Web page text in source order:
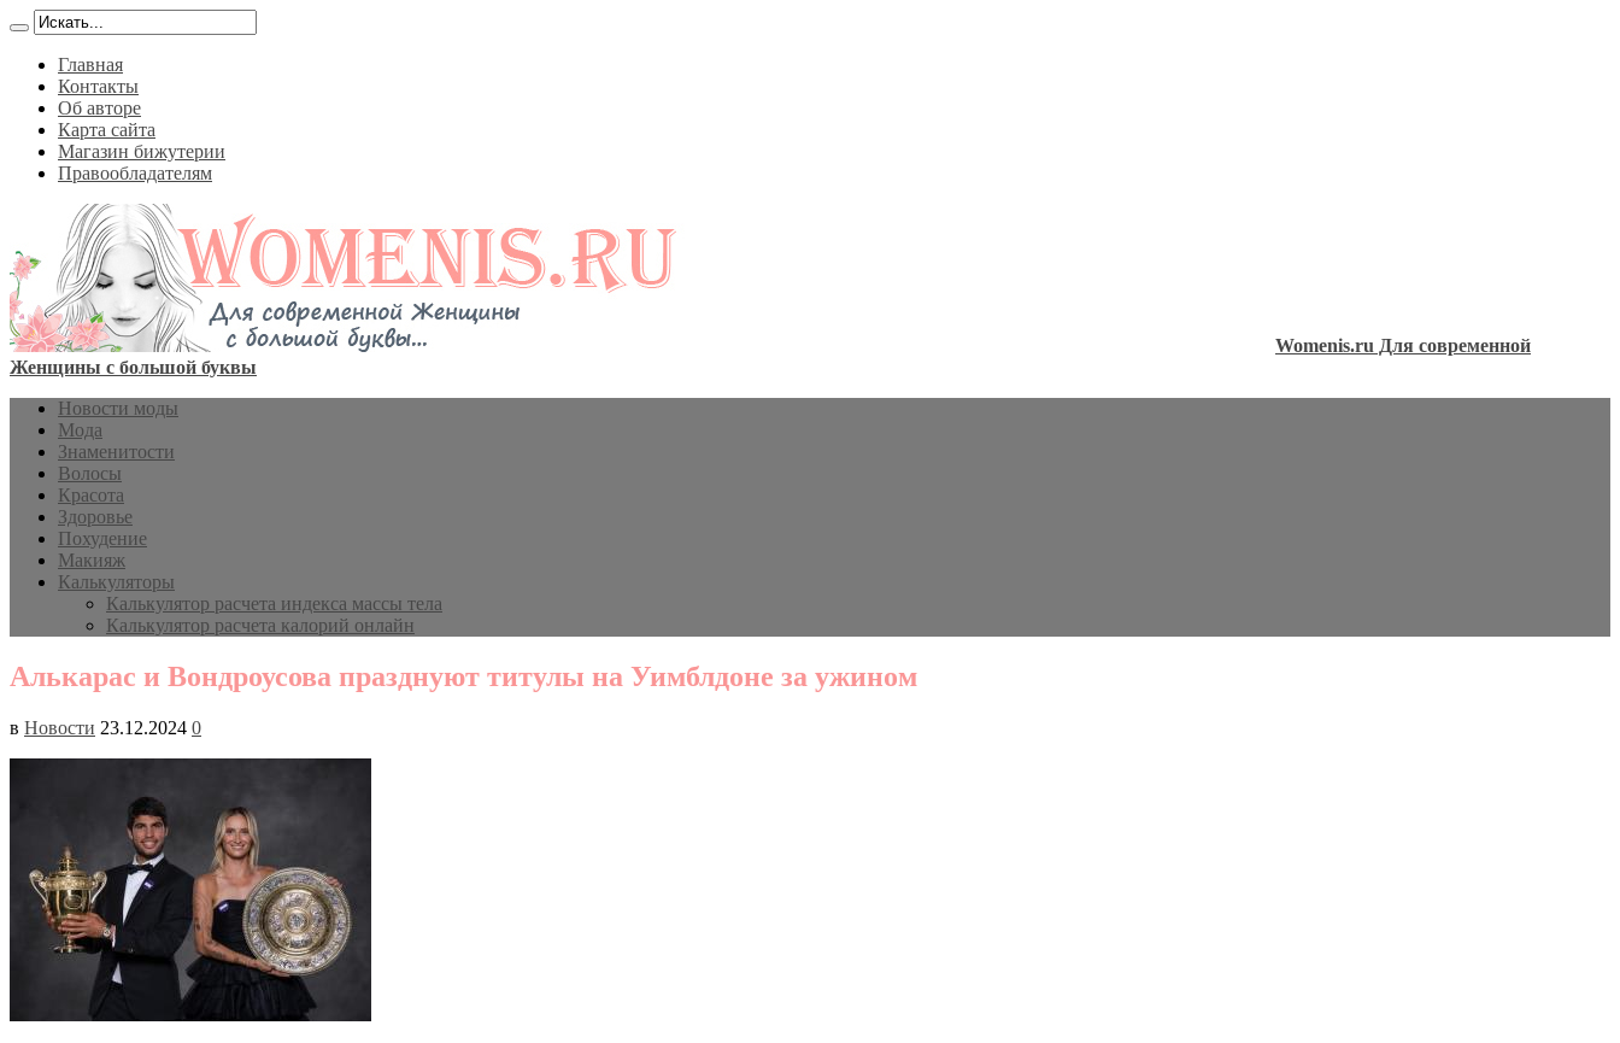
Главная
Контакты
Об авторе
Карта сайта
Магазин бижутерии
Правообладателям
Womenis.ru Для современной
Женщины с большой буквы
Новости моды
Мода
Знаменитости
Волосы
Красота
Здоровье
Похудение
Макияж
Калькуляторы
Калькулятор расчета индекса массы тела
Калькулятор расчета калорий онлайн
Алькарас и Вондроусова празднуют титулы на Уимблдоне за ужином
в Новости 23.12.2024 0